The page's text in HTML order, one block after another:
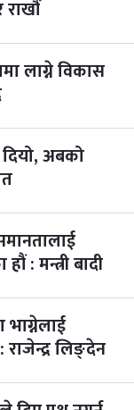
लाग्ने विकास
अबको
: मन्त्री बादी
राजेन्द्र लिङ्देन